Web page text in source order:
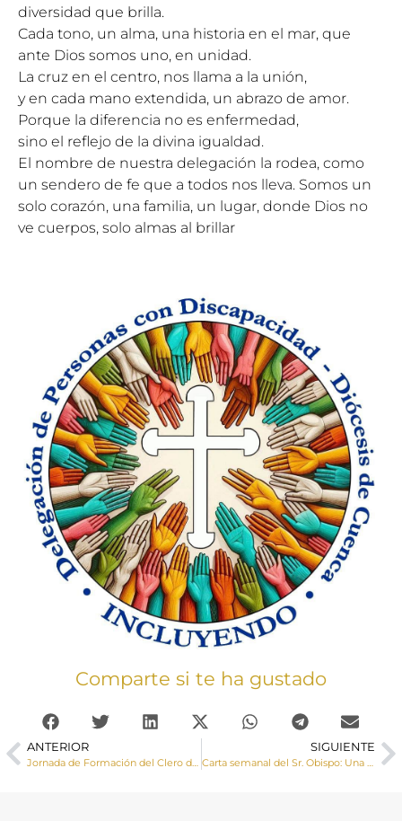
diversidad que brilla.
Cada tono, un alma, una historia en el mar, que
ante Dios somos uno, en unidad.
La cruz en el centro, nos llama a la unión,
y en cada mano extendida, un abrazo de amor.
Porque la diferencia no es enfermedad,
sino el reflejo de la divina igualdad.
El nombre de nuestra delegación la rodea, como
un sendero de fe que a todos nos lleva. Somos un
solo corazón, una familia, un lugar, donde Dios no
ve cuerpos, solo almas al brillar
Comparte si te ha gustado
ANTERIOR SIGUIENTE